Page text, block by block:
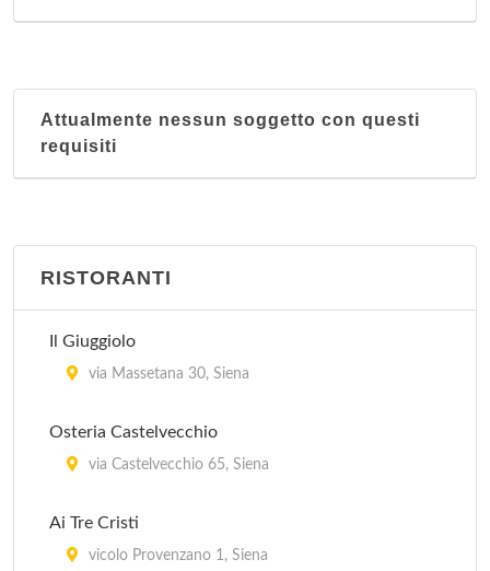
Attualmente nessun soggetto con questi
requisiti
RISTORANTI
Il Giuggiolo
via Massetana 30, Siena
Osteria Castelvecchio
via Castelvecchio 65, Siena
Ai Tre Cristi
vicolo Provenzano 1, Siena